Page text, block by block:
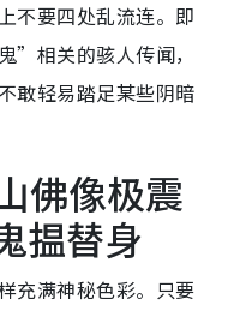
不要四处乱流连。即
”相关的骇人传闻，
敢轻易踏足某些阴暗
佛像极震
揾替身
充满神秘色彩。只要